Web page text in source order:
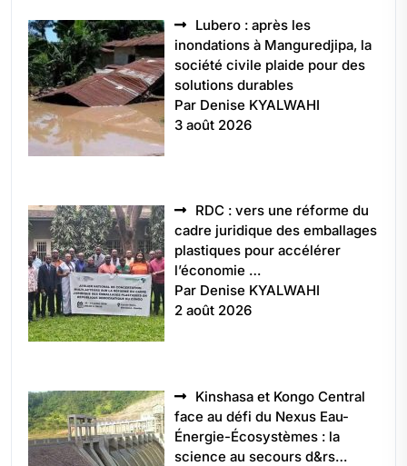
Lubero : après les
inondations à Manguredjipa, la
société civile plaide pour des
solutions durables
Par Denise KYALWAHI
3 août 2026
RDC : vers une réforme du
cadre juridique des emballages
plastiques pour accélérer
l’économie …
Par Denise KYALWAHI
2 août 2026
Kinshasa et Kongo Central
face au défi du Nexus Eau-
Énergie-Écosystèmes : la
science au secours d&rs…